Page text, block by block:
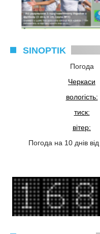
SINOPTIK
Погода
Черкаси
вологість:
тиск:
вітер:
Погода на 10 днів від